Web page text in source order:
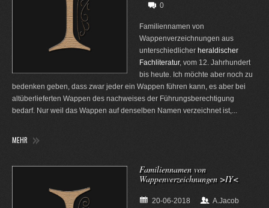
0
Familiennamen von
Wappenverzeichnungen aus
unterschiedlicher heraldischer
Fachliteratur, vom 12. Jahrhundert
bis heute. Ich möchte aber noch zu
bedenken geben, dass zwar jeder ein Wappen führen kann, es aber bei
altüberlieferten Wappen des nachweises der Führungsberechtigung
bedarf. Nur weil das Wappen auf denselben Namen verzeichnet ist,...
MEHR
Familiennamen von
Wappenverzeichnungen >IY<
20-06-2018
A.Jacob